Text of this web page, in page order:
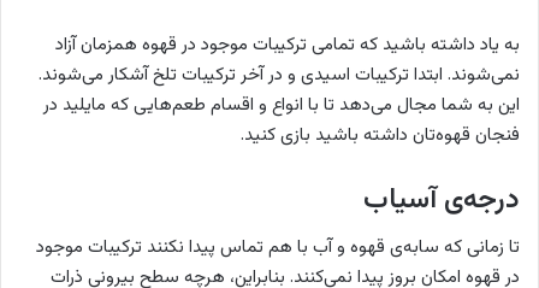
به یاد داشته باشید که تمامی ترکیبات موجود در قهوه همزمان آزاد
نمی‌شوند. ابتدا ترکیبات اسیدی و در آخر ترکیبات تلخ آشکار می‌شوند.
این به شما مجال می‌دهد تا با انواع و اقسام طعم‌هایی که مایلید در
فنجان قهوه‌تان داشته باشید بازی کنید.
درجه‌ی آسیاب
تا زمانی که سابه‌ی قهوه و آب با هم تماس پیدا نکنند ترکیبات موجود
در قهوه امکان بروز پیدا نمی‌کنند. بنابراین، هرچه سطح بیرونی ذرات